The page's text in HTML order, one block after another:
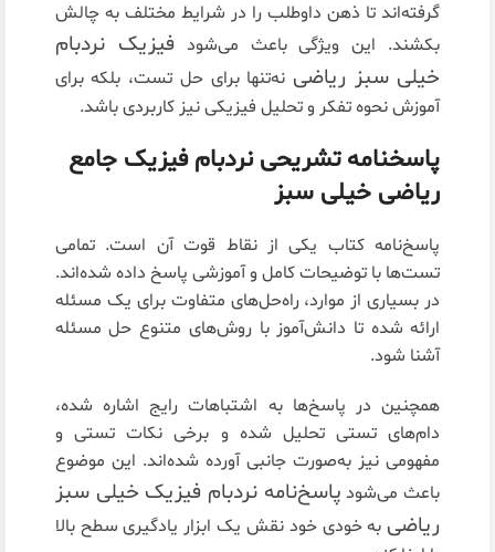
گرفته‌اند تا ذهن داوطلب را در شرایط مختلف به چالش
بکشند. این ویژگی باعث می‌شودفیزیک نردبام
خیلی سبز ریاضی نه‌تنها برای حل تست، بلکه برای
آموزش نحوه تفکر و تحلیل فیزیکی نیز کاربردی باشد.
پاسخنامه تشریحی نردبام فیزیک جامع
ریاضی خیلی سبز
پاسخ‌نامه کتاب یکی از نقاط قوت آن است. تمامی
تست‌ها با توضیحات کامل و آموزشی پاسخ داده شده‌اند.
در بسیاری از موارد، راه‌حل‌های متفاوت برای یک مسئله
ارائه شده تا دانش‌آموز با روش‌های متنوع حل مسئله
آشنا شود.
همچنین در پاسخ‌ها به اشتباهات رایج اشاره شده،
دام‌های تستی تحلیل شده و برخی نکات تستی و
مفهومی نیز به‌صورت جانبی آورده شده‌اند. این موضوع
باعث می‌شود پاسخ‌نامه نردبام فیزیک خیلی سبز
ریاضی به خودی خود نقش یک ابزار یادگیری سطح بالا